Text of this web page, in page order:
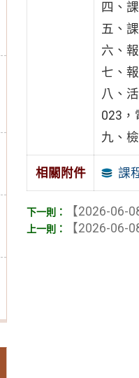
四、
五、
六、
七、
八、
023，
九、
相關附件 課
【2026-06-
【2026-06-